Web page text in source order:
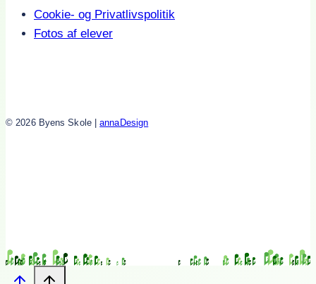
Cookie- og Privatlivspolitik
Fotos af elever
© 2026 Byens Skole |annaDesign